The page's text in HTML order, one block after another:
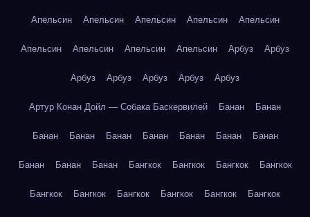
Апельсин Апельсин Апельсин Апельсин Апельсин
Апельсин Апельсин Апельсин Апельсин Арбуз Арбуз
Арбуз Арбуз Арбуз Арбуз Арбуз
Артур Конан Дойл — Собака Баскервилей Банан Банан
Банан Банан Банан Банан Банан Банан Банан
Банан Банан Банан Бангкок Бангкок Бангкок Бангкок
Бангкок Бангкок Бангкок Бангкок Бангкок Бангкок